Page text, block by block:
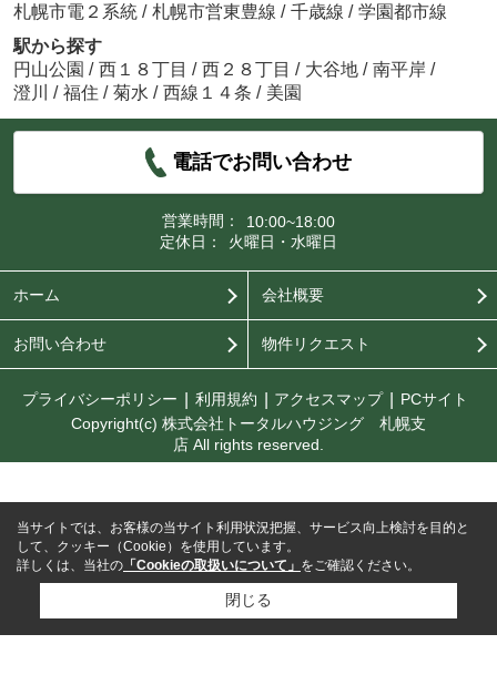
札幌市電２系統 / 札幌市営東豊線 / 千歳線 / 学園都市線
駅から探す
円山公園 / 西１８丁目 / 西２８丁目 / 大谷地 / 南平岸 /
澄川
/ 福住 / 菊水 / 西線１４条 / 美園
電話でお問い合わせ
営業時間：
10:00~18:00
定休日：
火曜日・水曜日
ホーム 会社概要
お問い合わせ 物件リクエスト
プライバシーポリシー 利用規約 アクセスマップ
PCサイト
Copyright(c) 株式会社トータルハウジング 札幌支
店 All rights reserved.
当サイトでは、お客様の当サイト利用状況把握、サービス向上検討を目的と
して、クッキー（Cookie）を使用しています。
詳しくは、当社の 「Cookieの取扱いについて」 をご確認ください。
閉じる